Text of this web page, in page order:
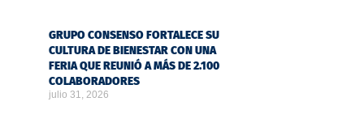
GRUPO CONSENSO FORTALECE SU
CULTURA DE BIENESTAR CON UNA
FERIA QUE REUNIÓ A MÁS DE 2.100
COLABORADORES
julio 31, 2026